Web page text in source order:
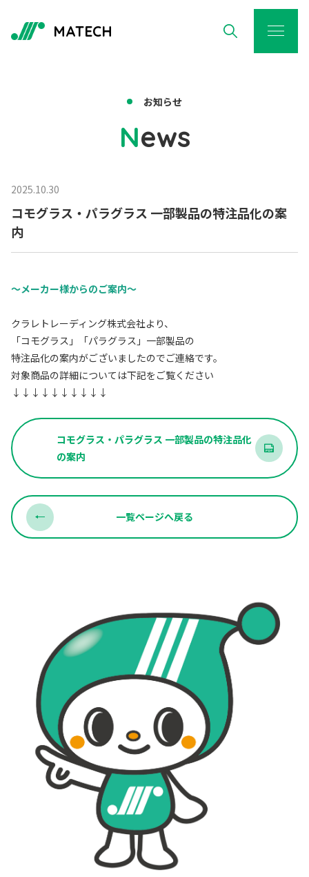
MATECH
お知らせ
News
2025.10.30
コモグラス・パラグラス 一部製品の特注品化の案
内
～メーカー様からのご案内～
クラレトレーディング株式会社より、
「コモグラス」「パラグラス」一部製品の
特注品化の案内がございましたのでご連絡です。
対象商品の詳細については下記をご覧ください
↓↓↓↓↓↓↓↓↓↓
コモグラス・パラグラス 一部製品の特注品化
の案内
一覧ページへ戻る